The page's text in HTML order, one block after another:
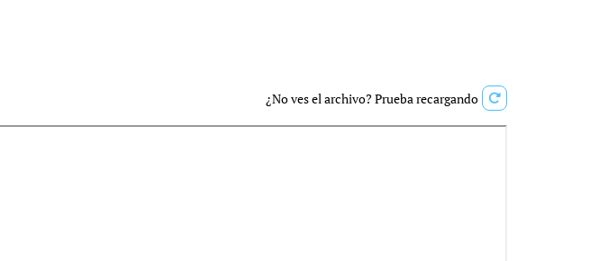
¿No ves el archivo? Prueba recargando